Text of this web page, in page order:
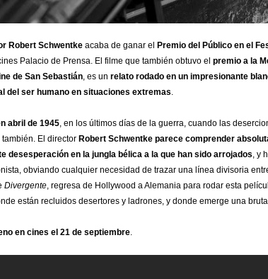
Robert Schwentke acaba de ganar el
Premio del Público en el
Palacio de Prensa. El filme que también obtuvo el premio a la
de San Sebastián, es un relato rodado en un impresionante
del ser humano en situaciones extremas.
abril de 1945, en los últimos días de la guerra, cuando las
El director Robert Schwentke parece comprender
desesperación en la jungla bélica a la que han sido arrojados, y
obviando cualquier necesidad de trazar una línea divisoria
Divergente, regresa de Hollywood a Alemania para rodar esta
están recluidos desertores y ladrones, y donde emerge una
en cines el 21 de septiembre.